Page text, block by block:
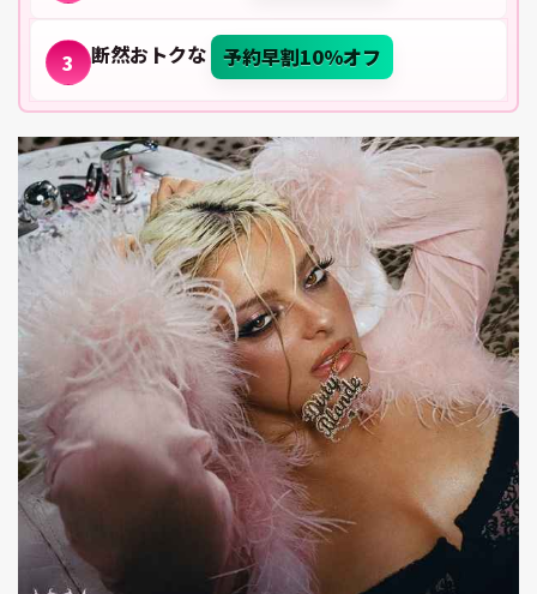
3 断然おトクな 予約早割10%オフ